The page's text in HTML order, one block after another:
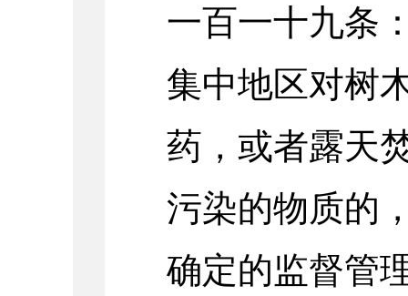
一百一十九条
集中地区对树
药，或者露天
污染的物质的
确定的监督管